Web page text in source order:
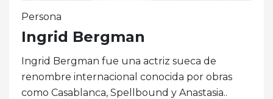
Persona
Ingrid Bergman
Ingrid Bergman fue una actriz sueca de
renombre internacional conocida por obras
como Casablanca, Spellbound y Anastasia..